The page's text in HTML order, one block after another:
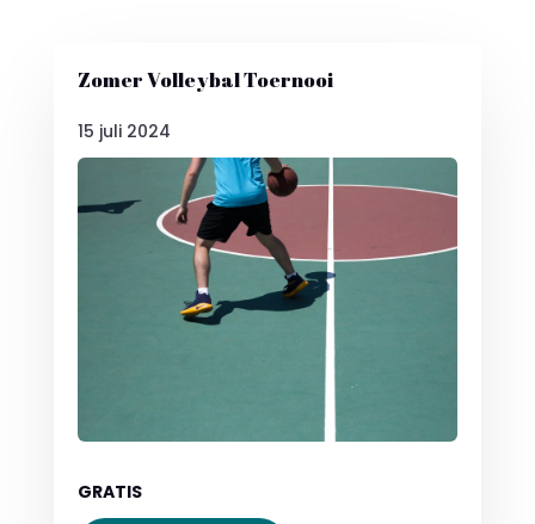
Zomer Volleybal Toernooi
15 juli 2024
GRATIS